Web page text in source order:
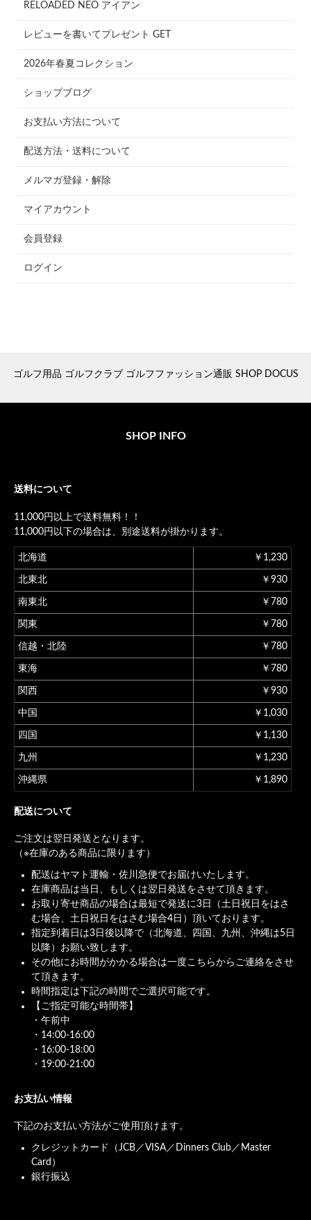
RELOADED NEO アイアン
レビューを書いてプレゼント GET
2026年春夏コレクション
ショップブログ
お支払い方法について
配送方法・送料について
メルマガ登録・解除
マイアカウント
会員登録
ログイン
ゴルフ用品 ゴルフクラブ ゴルフファッション通販 SHOP DOCUS
SHOP INFO
送料について
11,000円以上で送料無料！！
11,000円以下の場合は、別途送料が掛かります。
北海道 ￥1,230
北東北 ￥930
南東北 ￥780
関東 ￥780
信越・北陸 ￥780
東海 ￥780
関西 ￥930
中国 ￥1,030
四国 ￥1,130
九州 ￥1,230
沖縄県 ￥1,890
配送について
ご注文は翌日発送となります。
（※在庫のある商品に限ります）
配送はヤマト運輸・佐川急便でお届けいたします。
在庫商品は当日、もしくは翌日発送をさせて頂きます。
お取り寄せ商品の場合は最短で発送に3日（土日祝日をはさ
む場合、土日祝日をはさむ場合4日）頂いております。
指定到着日は3日後以降で（北海道、四国、九州、沖縄は5日
以降）お願い致します。
その他にお時間がかかる場合は一度こちらからご連絡をさせ
て頂きます。
時間指定は下記の時間でご選択可能です。
【ご指定可能な時間帯】
・午前中
・14:00-16:00
・16:00-18:00
・19:00-21:00
お支払い情報
下記のお支払い方法がご使用頂けます。
クレジットカード（JCB／VISA／Dinners Club／Master
Card）
銀行振込